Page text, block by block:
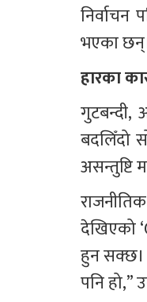
निर्वाचन
भएका
हारका
गुटबन्दी,
बदलिँदो
असन्तुष्टि
देखिएको
हुन सक्छ।
पनि हो,”